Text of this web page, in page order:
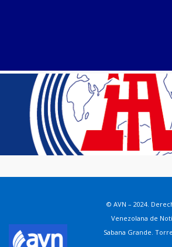
© AVN – 2024.
Venezolana de
Sabana Grande.